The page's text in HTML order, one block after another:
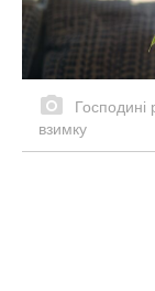
Господині
взимку